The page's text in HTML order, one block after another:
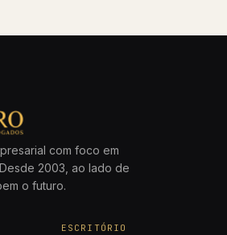
com foco em
2003, ao lado de
o futuro.
ESCRITÓRIO